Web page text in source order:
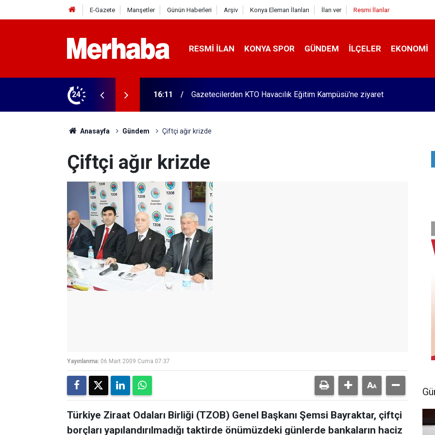
E-Gazete Manşetler Günün Haberleri Arşiv Konya Eleman İlanları İlan ver Resmi İlanlar
RESMI İLAN KONYA SPOR GÜNDEM İLÇELER EKONOMI
24 16:11 Gazetecilerden KTO Havacılık Eğitim Kampüsü'ne ziyaret
Anasayfa Gündem Çiftçi ağır krizde
Çiftçi ağır krizde
Yayınlanma: 06 Mart 2009 Cuma 07:37
Türkiye Ziraat Odaları Birliği (TZOB) Genel Başkanı Şemsi Bayraktar, çiftçi
borçları yapılandırılmadığı taktirde önümüzdeki günlerde bankaların haciz